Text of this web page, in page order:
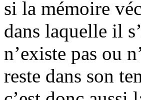
si la mémoire
dans laquelle il
n’existe pas ou
reste dans son